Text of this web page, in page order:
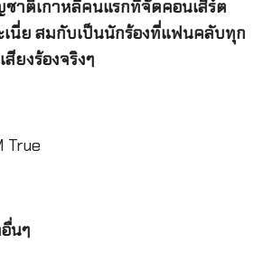
าติเกาหลีคนแรกที่จัดคอนเสิร์ต
เนี่ย สมกับเป็นนักร้องที่แฟนคลับทุก
ยงร้องจริงๆ
True
นๆ